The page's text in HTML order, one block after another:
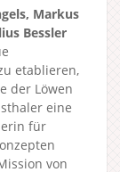
Markus
Bessler
etablieren,
der Löwen
eine
für
von